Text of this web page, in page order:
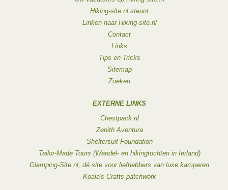
Hiking-site.nl steunt
Linken naar Hiking-site.nl
Contact
Links
Tips en Tricks
Sitemap
Zoeken
EXTERNE LINKS
Chestpack.nl
Zenith Aventura
Sheltersuit Foundation
Tailor-Made Tours (Wandel- en hikingtochten in Ierland)
Glamping-Site.nl, dé site voor liefhebbers van luxe kamperen
Koala's Crafts patchwork